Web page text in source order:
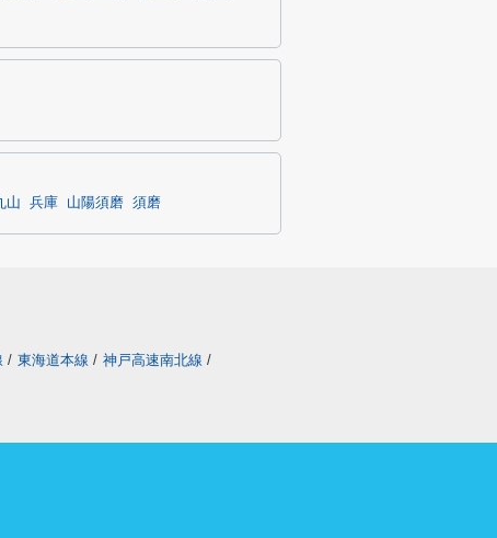
山 兵庫 山陽須磨 須磨
/ 東海道本線 / 神戸高速南北線 /